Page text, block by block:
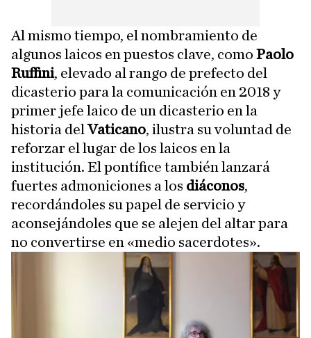
Al mismo tiempo, el nombramiento de
algunos laicos en puestos clave, como Paolo
Ruffini, elevado al rango de prefecto del
dicasterio para la comunicación en 2018 y
primer jefe laico de un dicasterio en la
historia delVaticano, ilustra su voluntad de
reforzar el lugar de los laicos en la
institución. El pontífice también lanzará
fuertes admoniciones a los diáconos,
recordándoles su papel de servicio y
aconsejándoles que se alejen del altar para
no convertirse en «medio sacerdotes».